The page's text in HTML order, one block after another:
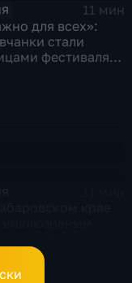
11 мин
для всех»:
стали
фестиваля